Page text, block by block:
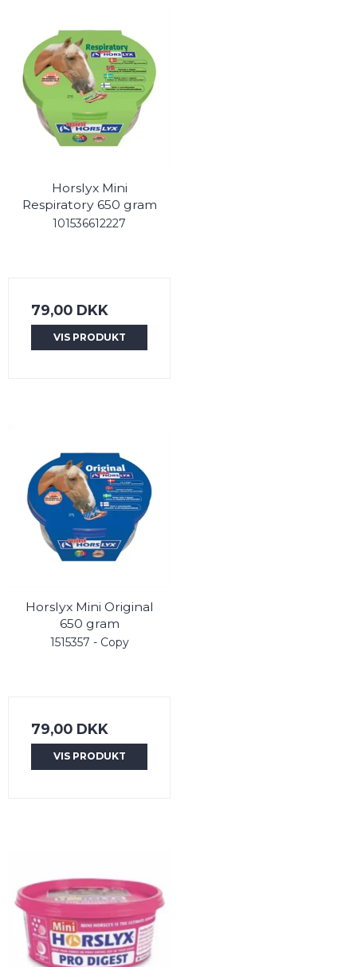
Horslyx Mini
Respiratory 650 gram
101536612227
79,00 DKK
VIS PRODUKT
Horslyx Mini Original
650 gram
1515357 - Copy
79,00 DKK
VIS PRODUKT